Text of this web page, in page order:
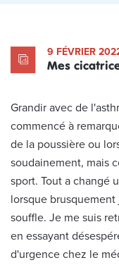
9 FÉVRIER
Mes
Grandir avec de
commencé à
de la poussière ou
soudainement, mais
sport. Tout a changé
lorsque brusquement
souffle. Je me suis
en essayant
d'urgence chez le